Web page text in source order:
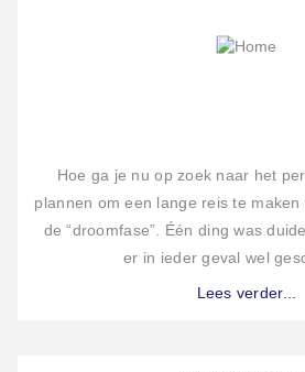
Hoe ga je nu op zoek naar het
plannen om een lange reis te
de “droomfase”. Één ding was
er in ieder geval wel
Lees verder...